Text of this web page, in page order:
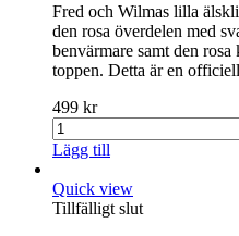
Fred och Wilmas lilla
den rosa överdelen med
benvärmare samt den
toppen. Detta är en
499 kr
Lägg till
Quick view
Tillfälligt slut